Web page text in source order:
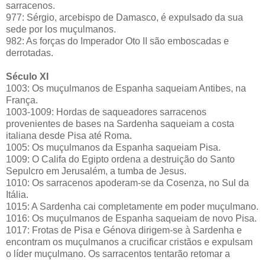
sarracenos.
977: Sérgio, arcebispo de Damasco, é expulsado da sua
sede por los muçulmanos.
982: As forças do Imperador Oto II são emboscadas e
derrotadas.
Século XI
1003: Os muçulmanos de Espanha saqueiam Antibes, na
França.
1003-1009: Hordas de saqueadores sarracenos
provenientes de bases na Sardenha saqueiam a costa
italiana desde Pisa até Roma.
1005: Os muçulmanos da Espanha saqueiam Pisa.
1009: O Califa do Egipto ordena a destruição do Santo
Sepulcro em Jerusalém, a tumba de Jesus.
1010: Os sarracenos apoderam-se da Cosenza, no Sul da
Itália.
1015: A Sardenha cai completamente em poder muçulmano.
1016: Os muçulmanos de Espanha saqueiam de novo Pisa.
1017: Frotas de Pisa e Génova dirigem-se à Sardenha e
encontram os muçulmanos a crucificar cristãos e expulsam
o líder muçulmano. Os sarracentos tentarão retomar a